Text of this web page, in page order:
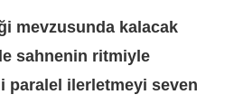
mevzusunda kalacak
sahnenin ritmiyle
paralel ilerletmeyi seven